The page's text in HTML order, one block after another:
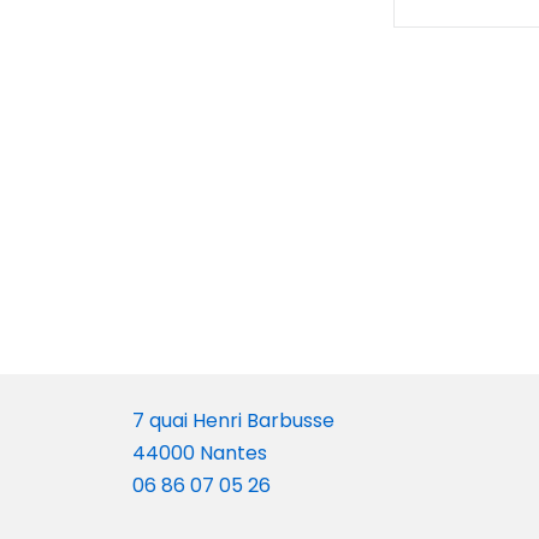
7 quai Henri Barbusse
44000 Nantes
06 86 07 05 26